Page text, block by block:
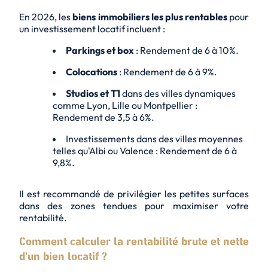
En 2026, lesbiens immobiliers les plus rentablespour
un investissement locatif incluent :
Parkings et box : Rendement de 6 à 10%.
Colocations : Rendement de 6 à 9%.
Studios et T1 dans des villes dynamiques
comme Lyon, Lille ou Montpellier :
Rendement de 3,5 à 6%.
Investissements dans desvilles moyennes
telles qu'Albi ou Valence : Rendement de 6 à
9,8%.
Il est recommandé de privilégier les petites surfaces
dans des zones tendues pour maximiser votre
rentabilité.
Comment calculer la rentabilité brute et nette
d'un bien locatif ?